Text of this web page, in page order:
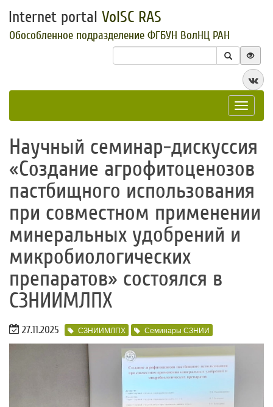
Internet portal VolSC RAS
Обособленное подразделение ФГБУН ВолНЦ РАН
Toggle
​Научный семинар-дискуссия
«Создание агрофитоценозов
пастбищного использования
при совместном применении
минеральных удобрений и
микробиологических
препаратов» состоялся в
СЗНИИМЛПХ
27.11.2025 СЗНИИМЛПХ Семинары СЗНИИ